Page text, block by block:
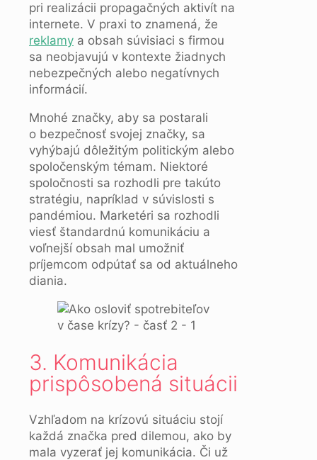
pri realizácii propagačných aktivít na
internete. V praxi to znamená, že
reklamy a obsah súvisiaci s firmou
sa neobjavujú v kontexte žiadnych
nebezpečných alebo negatívnych
informácií.
Mnohé značky, aby sa postarali
o bezpečnosť svojej značky, sa
vyhýbajú dôležitým politickým alebo
spoločenským témam. Niektoré
spoločnosti sa rozhodli pre takúto
stratégiu, napríklad v súvislosti s
pandémiou. Marketéri sa rozhodli
viesť štandardnú komunikáciu a
voľnejší obsah mal umožniť
príjemcom odpútať sa od aktuálneho
diania.
3. Komunikácia
prispôsobená situácii
Vzhľadom na krízovú situáciu stojí
každá značka pred dilemou, ako by
mala vyzerať jej komunikácia. Či už